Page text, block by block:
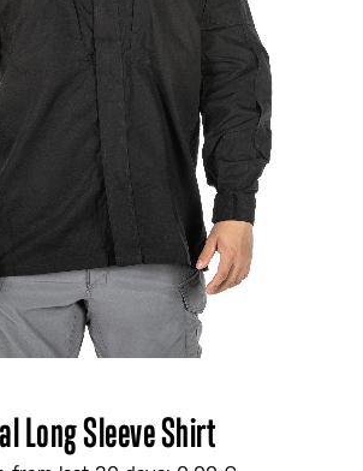
Long Sleeve Shirt